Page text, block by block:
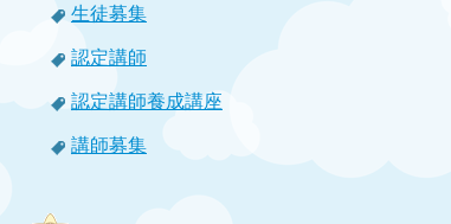
生徒募集
認定講師
認定講師養成講座
講師募集